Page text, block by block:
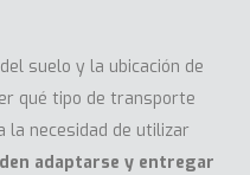
suelo y la ubicación de
qué tipo de transporte
la necesidad de utilizar
adaptarse y entregar